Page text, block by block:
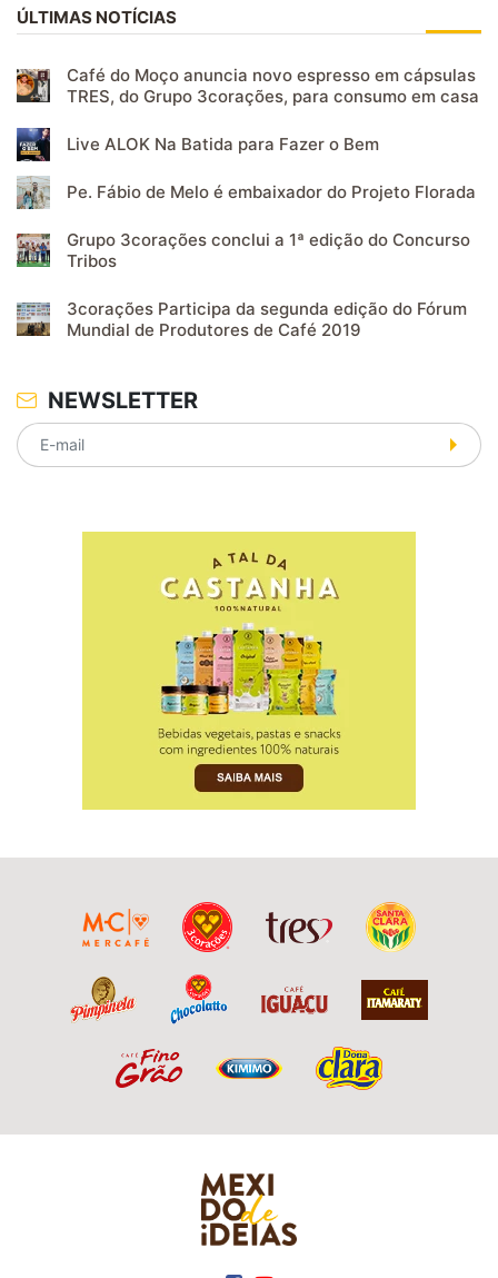
ÚLTIMAS NOTÍCIAS
Café do Moço anuncia novo espresso em cápsulas
TRES, do Grupo 3corações, para consumo em casa
Live ALOK Na Batida para Fazer o Bem
Pe. Fábio de Melo é embaixador do Projeto Florada
Grupo 3corações conclui a 1ª edição do Concurso
Tribos
3corações Participa da segunda edição do Fórum
Mundial de Produtores de Café 2019
NEWSLETTER